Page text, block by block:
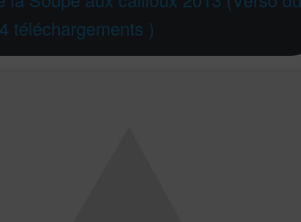
téléchargements )